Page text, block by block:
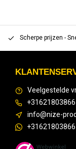
Scherpe prijzen -
Veelgestelde
+31621803866
info@nize-
+31621803866